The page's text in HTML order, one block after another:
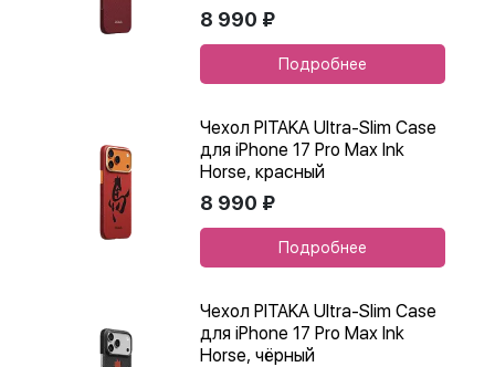
8 990 ₽
Подробнее
Чехол PITAKA Ultra-Slim Case
для iPhone 17 Pro Max Ink
Horse, красный
8 990 ₽
Подробнее
Чехол PITAKA Ultra-Slim Case
для iPhone 17 Pro Max Ink
Horse, чёрный